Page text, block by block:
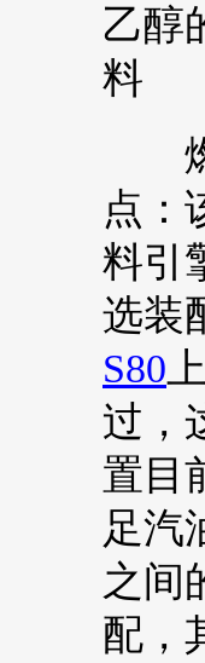
乙醇
料
燃
点：
料引
选装
S80
过，
置目
足汽
之间
配，